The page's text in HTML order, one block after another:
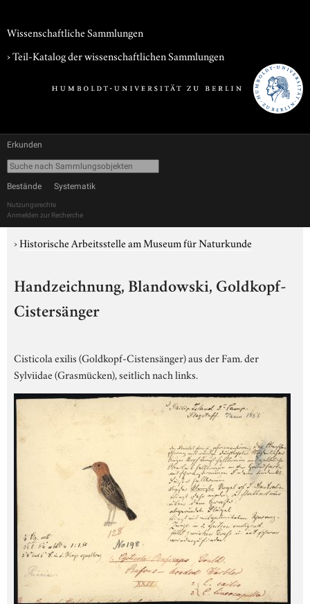
Wissenschaftliche Sammlungen
› Teil-Katalog der wissenschaftlichen Sammlungen
Erkunden
Bestände Systematik
Nutzungsrechte
Anmelden zur Recherche
›Historische Arbeitsstelle am Museum für Naturkunde
Handzeichnung, Blandowski, Goldkopf-
Cistersänger
Cisticola exilis (Goldkopf-Cistensänger) aus der Fam. der
Sylviidae (Grasmücken), seitlich nach links.